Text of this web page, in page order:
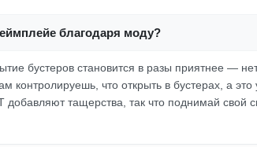
благодаря моду?
бустеров становится в разы приятнее —
контролируешь, что открыть в бустерах, а
добавляют тащерства, так что поднимай свой